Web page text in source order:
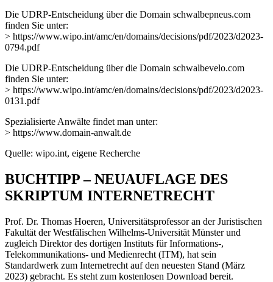
Die UDRP-Entscheidung über die Domain schwalbepneus.com
finden Sie unter:
> https://www.wipo.int/amc/en/domains/decisions/pdf/2023/d2023-
0794.pdf
Die UDRP-Entscheidung über die Domain schwalbevelo.com
finden Sie unter:
> https://www.wipo.int/amc/en/domains/decisions/pdf/2023/d2023-
0131.pdf
Spezialisierte Anwälte findet man unter:
> https://www.domain-anwalt.de
Quelle: wipo.int, eigene Recherche
BUCHTIPP – NEUAUFLAGE DES
SKRIPTUM INTERNETRECHT
Prof. Dr. Thomas Hoeren, Universitätsprofessor an der Juristischen
Fakultät der Westfälischen Wilhelms-Universität Münster und
zugleich Direktor des dortigen Instituts für Informations-,
Telekommunikations- und Medienrecht (ITM), hat sein
Standardwerk zum Internetrecht auf den neuesten Stand (März
2023) gebracht. Es steht zum kostenlosen Download bereit.